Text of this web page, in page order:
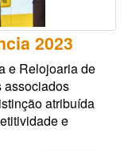
2023
e Relojoaria de
associados
atribuída
e